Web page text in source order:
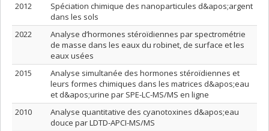
2012
Spéciation chimique des nanoparticules d&apos;argent
dans les sols
2022
Analyse d’hormones stéroïdiennes par spectrométrie
de masse dans les eaux du robinet, de surface et les
eaux usées
2015
Analyse simultanée des hormones stéroïdiennes et
leurs formes chimiques dans les matrices d&apos;eau
et d&apos;urine par SPE-LC-MS/MS en ligne
2010
Analyse quantitative des cyanotoxines d&apos;eau
douce par LDTD-APCI-MS/MS